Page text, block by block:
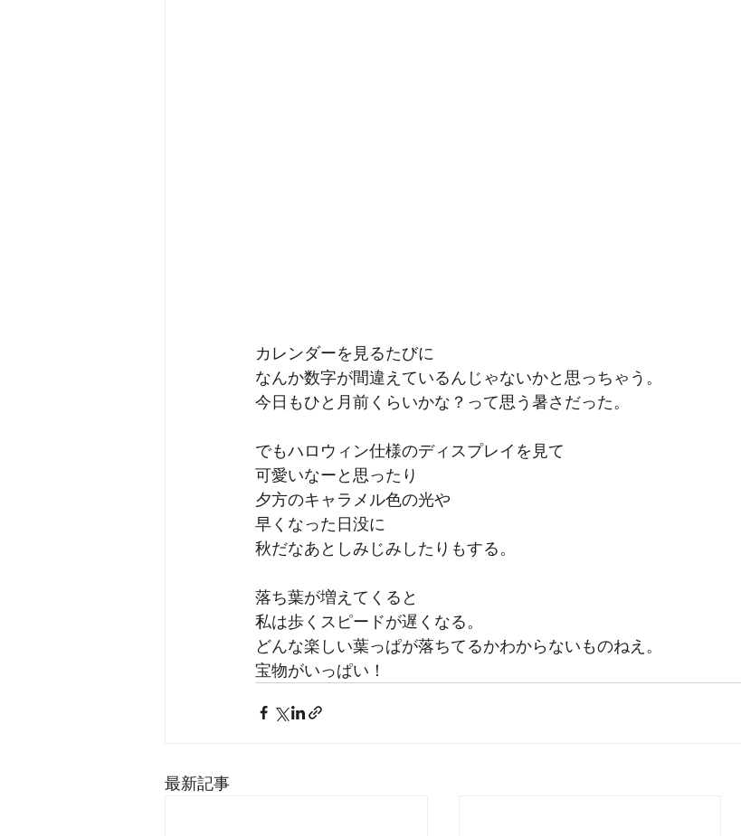
カレンダーを見るたびに
なんか数字が間違えているんじゃないかと思っちゃう。
今日もひと月前くらいかな？って思う暑さだった。
でもハロウィン仕様のディスプレイを見て
可愛いなーと思ったり
夕方のキャラメル色の光や
早くなった日没に
秋だなあとしみじみしたりもする。
落ち葉が増えてくると
私は歩くスピードが遅くなる。
どんな楽しい葉っぱが落ちてるかわからないものねえ。
宝物がいっぱい！
最新記事